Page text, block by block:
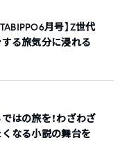
月号】Z世代
る旅気分に浸れる
はの旅を！わざわざ
なる小説の舞台を